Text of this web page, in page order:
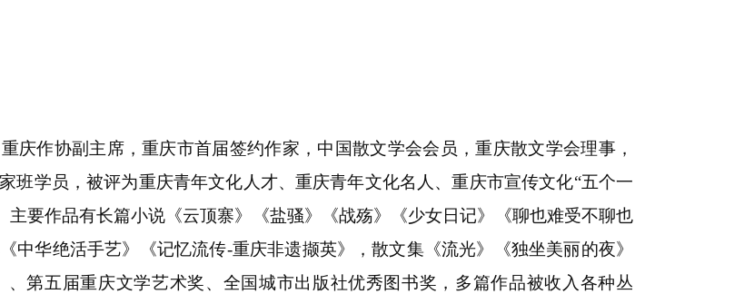
庆作协副主席，重庆市首届签约作家，中国散文学会会员，重庆散文学会理事，
班学员，被评为重庆青年文化人才、重庆青年文化名人、重庆市宣传文化“五个一
要作品有长篇小说《云顶寨》《盐骚》《战殇》《少女日记》《聊也难受不聊也
中华绝活手艺》《记忆流传-重庆非遗撷英》，散文集《流光》《独坐美丽的夜》
第五届重庆文学艺术奖、全国城市出版社优秀图书奖，多篇作品被收入各种丛